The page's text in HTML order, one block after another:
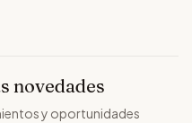
novedades
y oportunidades